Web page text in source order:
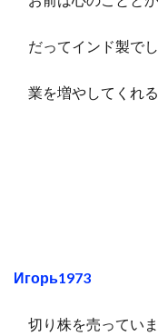
だってインド製で
業を増やしてくれる
Игорь1973
切り株を売っていま